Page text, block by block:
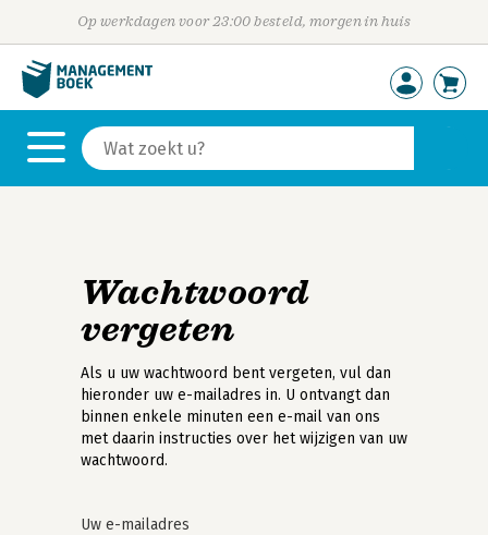
Op werkdagen voor 23:00 besteld, morgen in huis
Wachtwoord
vergeten
Als u uw wachtwoord bent vergeten, vul dan
hieronder uw e-mailadres in. U ontvangt dan
binnen enkele minuten een e-mail van ons
met daarin instructies over het wijzigen van uw
wachtwoord.
Uw e-mailadres